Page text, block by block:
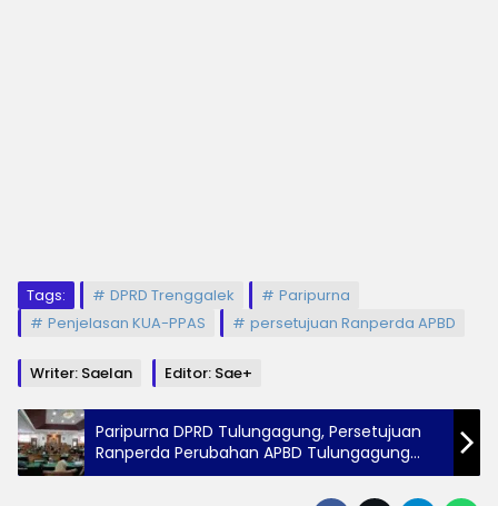
Tags: DPRD Trenggalek
Paripurna
Penjelasan KUA-PPAS
persetujuan Ranperda APBD
Writer: Saelan Editor: Sae+
Paripurna DPRD Tulungagung, Persetujuan
Ranperda Perubahan APBD Tulungagung
Tahun Anggaran 2025